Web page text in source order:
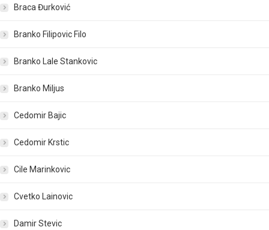
Braca Đurković
Branko Filipovic Filo
Branko Lale Stankovic
Branko Miljus
Cedomir Bajic
Cedomir Krstic
Cile Marinkovic
Cvetko Lainovic
Damir Stevic